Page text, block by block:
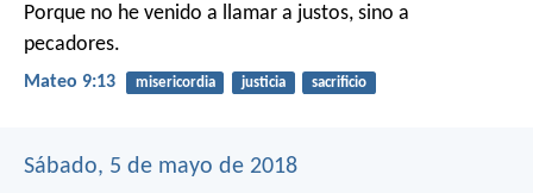
Porque no he venido a llamar a justos, sino a
pecadores.
Mateo 9:13 misericordia justicia sacrificio
Sábado, 5 de mayo de 2018